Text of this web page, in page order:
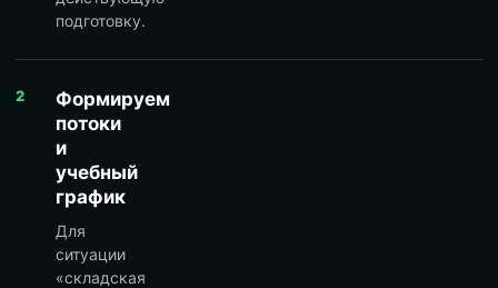
подготовку.
2
Формируем
потоки
и
учебный
график
Для
ситуации
«складская